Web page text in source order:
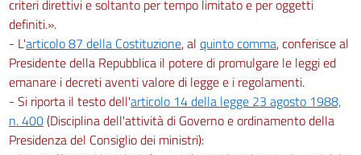
criteri direttivi e soltanto per tempo limitato e per oggetti
definiti.».
- L'articolo 87 della Costituzione, al quinto comma, conferisce al
Presidente della Repubblica il potere di promulgare le leggi ed
emanare i decreti aventi valore di legge e i regolamenti.
- Si riporta il testo dell'articolo 14 della legge 23 agosto 1988,
n. 400(Disciplina dell'attività di Governo e ordinamento della
Presidenza del Consiglio dei ministri):